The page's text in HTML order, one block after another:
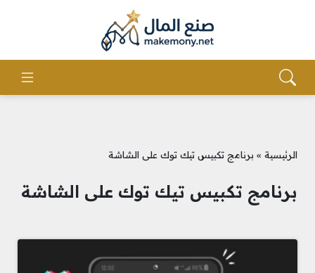
الرئيسية » برنامج تكبيس تيك توك على الشاشة
برنامج تكبيس تيك توك على الشاشة